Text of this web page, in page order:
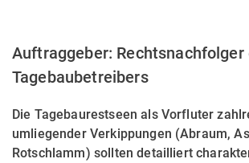
Auftraggeber: Rechtsnachfolger
Tagebaubetreibers
Die Tagebaurestseen als Vorfluter
umliegender Verkippungen (Abraum,
Rotschlamm) sollten detailliert